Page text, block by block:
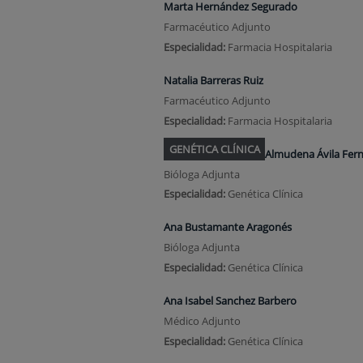
Marta Hernández Segurado
Farmacéutico Adjunto
Especialidad: Farmacia Hospitalaria
Natalia Barreras Ruiz
Farmacéutico Adjunto
Especialidad: Farmacia Hospitalaria
GENÉTICA CLÍNICA Almudena Ávila
Bióloga Adjunta
Especialidad: Genética Clínica
Ana Bustamante Aragonés
Bióloga Adjunta
Especialidad: Genética Clínica
Ana Isabel Sanchez Barbero
Médico Adjunto
Especialidad: Genética Clínica